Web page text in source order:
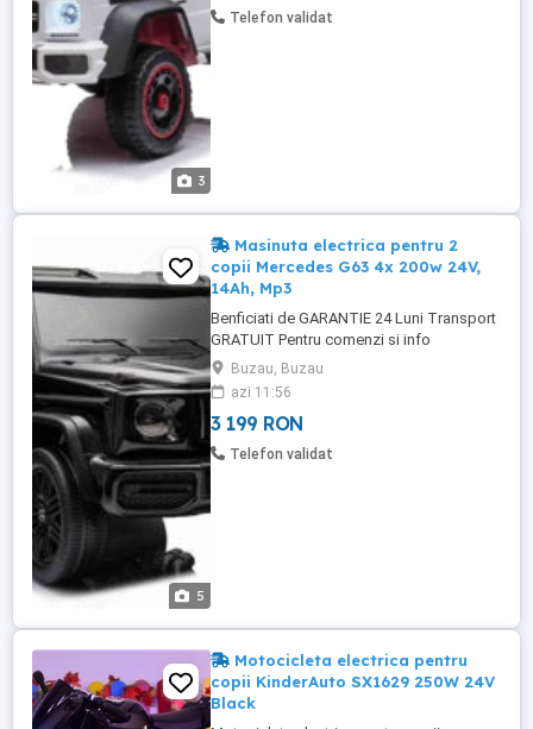
3
ecologica, confortabil pentru 1 copil 6
Telefon validat
5
Masinuta electrica pentru 2
copii Mercedes G63 4x 200w 24V,
14Ah, Mp3
Benficiati de GARANTIE 24 Luni Transport
GRATUIT Pentru comenzi si info
contactati-ne Masinuta electrica pentru 2
copii Mercedes G63 4x 200w 24V, 14Ah,
Mp3 Mp3 player cu multiple functii: RADIO,
afisaj voltaj baterie, control volum
Conexiune Mp3 prin port USB, slot Card
Buzau, Buzau
azi 11:56
3 199 RON
Telefon validat
Motocicleta electrica pentru
copii KinderAuto SX1629 250W 24V
Black